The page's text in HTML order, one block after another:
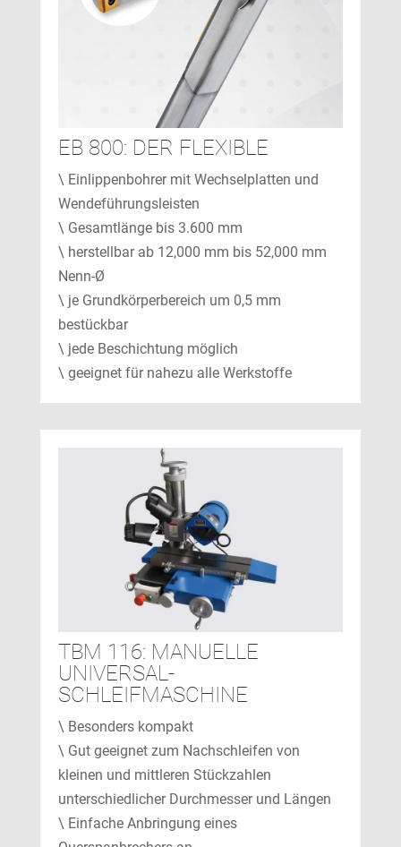
EB 800: DER FLEXIBLE
\ Einlippenbohrer mit Wechselplatten und
Wendeführungsleisten
\ Gesamtlänge bis 3.600 mm
\ herstellbar ab 12,000 mm bis 52,000 mm
Nenn-Ø
\ je Grundkörperbereich um 0,5 mm
bestückbar
\ jede Beschichtung möglich
\ geeignet für nahezu alle Werkstoffe
TBM 116: MANUELLE
UNIVERSAL-
SCHLEIFMASCHINE
\ Besonders kompakt
\ Gut geeignet zum Nachschleifen von
kleinen und mittleren Stückzahlen
unterschiedlicher Durchmesser und Längen
\ Einfache Anbringung eines